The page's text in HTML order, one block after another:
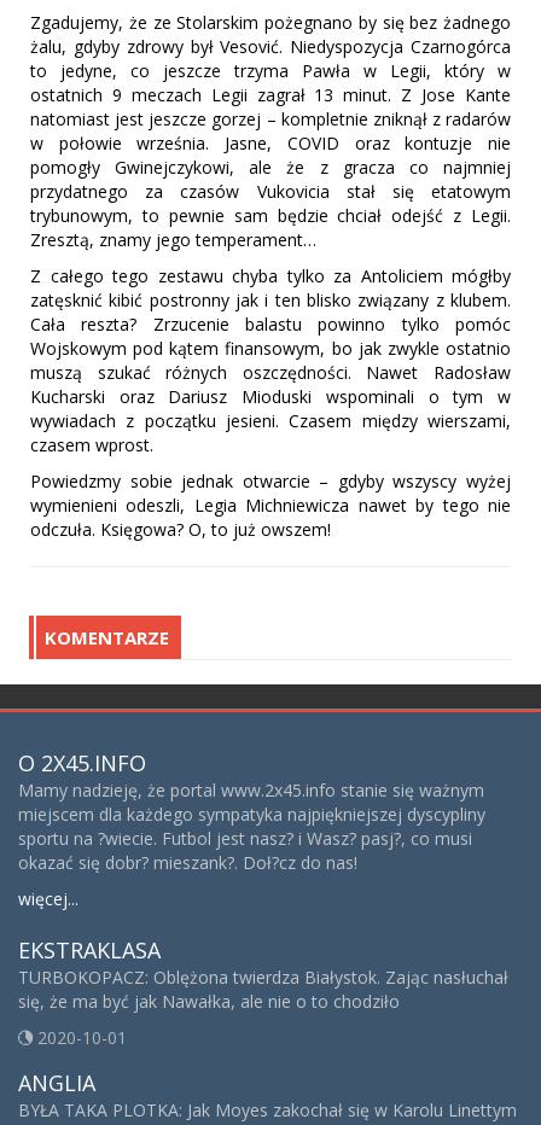
Zgadujemy, że ze Stolarskim pożegnano by się bez żadnego
żalu, gdyby zdrowy był Vesović. Niedyspozycja Czarnogórca
to jedyne, co jeszcze trzyma Pawła w Legii, który w
ostatnich 9 meczach Legii zagrał 13 minut. Z Jose Kante
natomiast jest jeszcze gorzej – kompletnie zniknął z radarów
w połowie września. Jasne, COVID oraz kontuzje nie
pomogły Gwinejczykowi, ale że z gracza co najmniej
przydatnego za czasów Vukovicia stał się etatowym
trybunowym, to pewnie sam będzie chciał odejść z Legii.
Zresztą, znamy jego temperament…
Z całego tego zestawu chyba tylko za Antoliciem mógłby
zatęsknić kibić postronny jak i ten blisko związany z klubem.
Cała reszta? Zrzucenie balastu powinno tylko pomóc
Wojskowym pod kątem finansowym, bo jak zwykle ostatnio
muszą szukać różnych oszczędności. Nawet Radosław
Kucharski oraz Dariusz Mioduski wspominali o tym w
wywiadach z początku jesieni. Czasem między wierszami,
czasem wprost.
Powiedzmy sobie jednak otwarcie – gdyby wszyscy wyżej
wymienieni odeszli, Legia Michniewicza nawet by tego nie
odczuła. Księgowa? O, to już owszem!
KOMENTARZE
O 2X45.INFO
Mamy nadzieję, że portal www.2x45.info stanie się ważnym
miejscem dla każdego sympatyka najpiękniejszej dyscypliny
sportu na ?wiecie. Futbol jest nasz? i Wasz? pasj?, co musi
okazać się dobr? mieszank?. Doł?cz do nas!
więcej...
EKSTRAKLASA
TURBOKOPACZ: Oblężona twierdza Białystok. Zając nasłuchał
się, że ma być jak Nawałka, ale nie o to chodziło
2020-10-01
ANGLIA
BYŁA TAKA PLOTKA: Jak Moyes zakochał się w Karolu Linettym